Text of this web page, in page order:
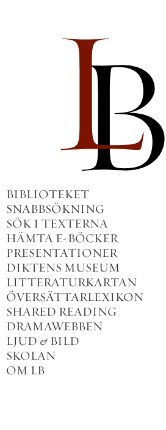
BIBLIOTEKET
SNABBSÖKNING
SÖK I TEXTERNA
HÄMTA E-BÖCKER
PRESENTATIONER
DIKTENS MUSEUM
LITTERATURKARTAN
ÖVERSÄTTARLEXIKON
SHARED READING
DRAMAWEBBEN
LJUD & BILD
SKOLAN
OM LB